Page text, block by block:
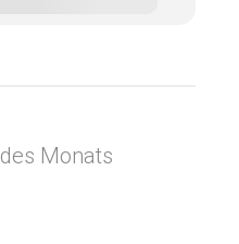
Monats